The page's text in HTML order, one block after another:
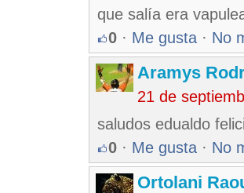
que salía era
0 · Me gusta · No
Aramys
21 de
saludos edualdo
0 · Me gusta · No
Ortolani